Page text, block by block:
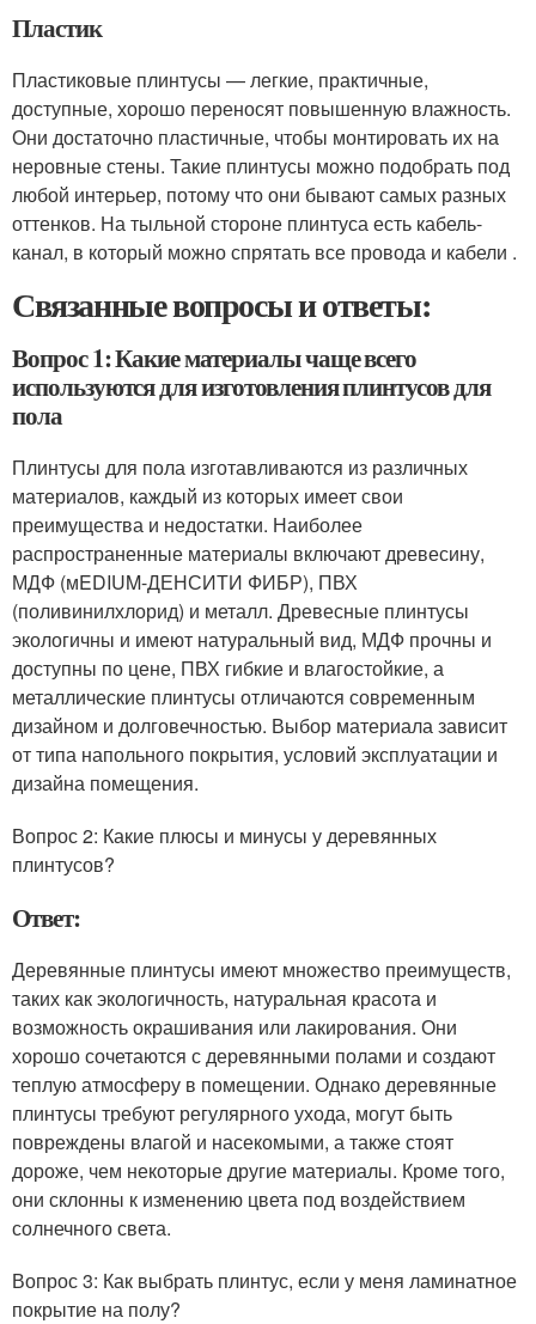
Пластик
Пластиковые плинтусы — легкие, практичные,
доступные, хорошо переносят повышенную влажность.
Они достаточно пластичные, чтобы монтировать их на
неровные стены. Такие плинтусы можно подобрать под
любой интерьер, потому что они бывают самых разных
оттенков. На тыльной стороне плинтуса есть кабель-
канал, в который можно спрятать все провода и кабели .
Связанные вопросы и ответы:
Вопрос 1: Какие материалы чаще всего
используются для изготовления плинтусов для
пола
Плинтусы для пола изготавливаются из различных
материалов, каждый из которых имеет свои
преимущества и недостатки. Наиболее
распространенные материалы включают древесину,
МДФ (мEDIUM-ДЕНСИТИ ФИБР), ПВХ
(поливинилхлорид) и металл. Древесные плинтусы
экологичны и имеют натуральный вид, МДФ прочны и
доступны по цене, ПВХ гибкие и влагостойкие, а
металлические плинтусы отличаются современным
дизайном и долговечностью. Выбор материала зависит
от типа напольного покрытия, условий эксплуатации и
дизайна помещения.
Вопрос 2: Какие плюсы и минусы у деревянных
плинтусов?
Ответ:
Деревянные плинтусы имеют множество преимуществ,
таких как экологичность, натуральная красота и
возможность окрашивания или лакирования. Они
хорошо сочетаются с деревянными полами и создают
теплую атмосферу в помещении. Однако деревянные
плинтусы требуют регулярного ухода, могут быть
повреждены влагой и насекомыми, а также стоят
дороже, чем некоторые другие материалы. Кроме того,
они склонны к изменению цвета под воздействием
солнечного света.
Вопрос 3: Как выбрать плинтус, если у меня ламинатное
покрытие на полу?